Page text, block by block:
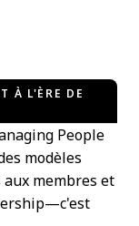
À L'ÈRE DE
People
modèles
aux membres et